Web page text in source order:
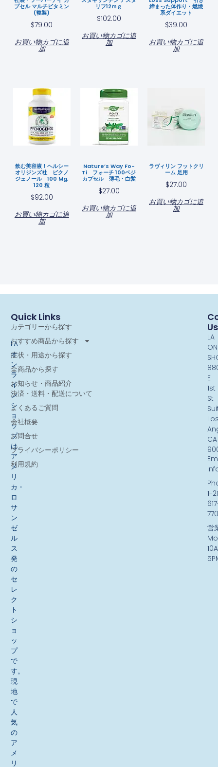
プセル マルチビタミン
(複製)
$79.00
お買い物カゴに追
加
リフ12ｍｇ
$102.00
お買い物カゴに追
加
締まった体作り・燃焼
系ダイエット
$39.00
お買い物カゴに追
加
飲む美容液！ヘルシー
オリジンズ社 ピクノ
ジェノール 100 Mg,
120 粒
$92.00
お買い物カゴに追
加
Nature’s Way Fo-
Ti フォーチ 100ベジ
カプセル 薄毛・白髪
$27.00
お買い物カゴに追
加
ラヴィリン フットクリ
ーム 足用
$27.00
お買い物カゴに追
加
LA
オ
ン
ラ
イ
ン
シ
ョ
ッ
プ
は、
ア
メ
リ
カ・
ロ
サ
ン
ゼ
ル
ス
発
の
セ
レ
ク
ト
シ
ョ
ッ
プ
で
す。
現
地
で
人
気
の
ア
メ
リ
Quick Links
カテゴリーから探す
おすすめ商品から探す
症状・用途から探す
全商品から探す
お知らせ・商品紹介
決済・送料・配送について
よくあるご質問
会社概要
お問合せ
プライバシーポリシー
利用規約
Us
LA
E
1st
St
CA
1-
営